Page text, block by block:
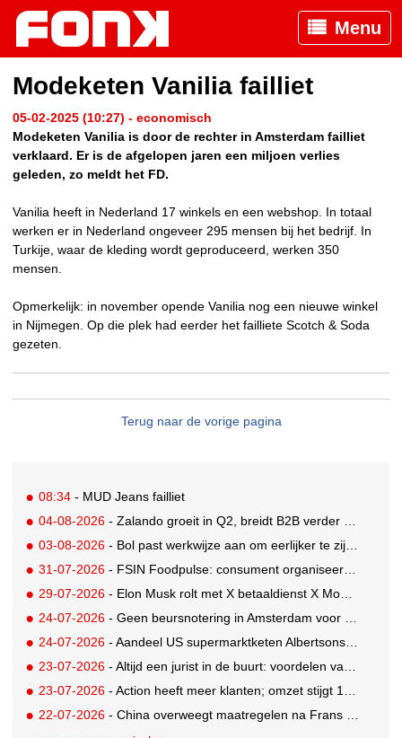
Menu
Modeketen Vanilia failliet
05-02-2025 (10:27) - economisch
Modeketen Vanilia is door de rechter in Amsterdam failliet
verklaard. Er is de afgelopen jaren een miljoen verlies
geleden, zo meldt het FD.
Vanilia heeft in Nederland 17 winkels en een webshop. In totaal
werken er in Nederland ongeveer 295 mensen bij het bedrijf. In
Turkije, waar de kleding wordt geproduceerd, werken 350
mensen.
Opmerkelijk: in november opende Vanilia nog een nieuwe winkel
in Nijmegen. Op die plek had eerder het failliete Scotch & Soda
gezeten.
Terug naar de vorige pagina
08:34 - MUD Jeans failliet
04-08-2026 - Zalando groeit in Q2, breidt B2B verder uit en innoveert met AI
03-08-2026 - Bol past werkwijze aan om eerlijker te zijn naar verkopers en consumenten
31-07-2026 - FSIN Foodpulse: consument organiseert eet- en koopgedrag bewuster
29-07-2026 - Elon Musk rolt met X betaaldienst X Money uit in VS: zorgen in Washington
24-07-2026 - Geen beursnotering in Amsterdam voor nieuw concern voedingsmerken Unilever
24-07-2026 - Aandeel US supermarktketen Albertsons daalt 21%. Volgt Ahold Delhaize?
23-07-2026 - Altijd een jurist in de buurt: voordelen van een landelijk bureau
23-07-2026 - Action heeft meer klanten; omzet stijgt 14% in eerste halfjaar naar 8,3 miljard
22-07-2026 - China overweegt maatregelen na Frans verbod op reclame voor Shein en TEMU